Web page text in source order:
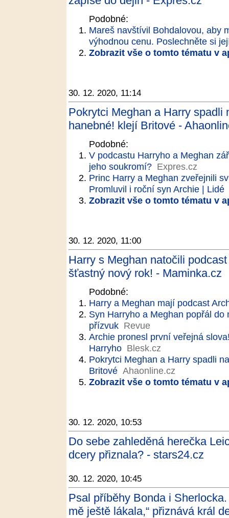
Podobné:
Mareš navštívil Bohdalovou, aby
výhodnou cenu. Poslechněte si
Zobrazit vše o tomto tématu v
30. 12. 2020, 11:14
Pokrytci Meghan a Harry spadli
hanebné! klejí Britové -
Podobné:
V podcastu Harryho a Meghan
jeho soukromí? Expres.cz
Princ Harry a Meghan zveřejnili
Promluvil i roční syn Archie | Lidé
Zobrazit vše o tomto tématu v
30. 12. 2020, 11:00
Harry s Meghan natočili
šťastný nový rok! - Maminka.cz
Podobné:
Harry a Meghan mají podcast
Syn Harryho a Meghan popřál
přízvuk Revue
Archie pronesl první veřejná
Harryho Blesk.cz
Pokrytci Meghan a Harry spadli
Britové Ahaonline.cz
Zobrazit vše o tomto tématu v
30. 12. 2020, 10:53
Do sebe zahleděná herečka
dcery přiznala? - stars24.cz
30. 12. 2020, 10:45
Psal příběhy Bonda i
mě ještě lákala,“ přiznává král